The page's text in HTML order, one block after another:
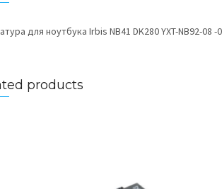
для ноутбука Irbis NB41 DK280 YXT-NB92-08 -
products